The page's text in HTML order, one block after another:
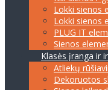
Lokki sienos
Lokki sienos
PLUG IT
Sienos
Klasės įranga ir
Atliekų
Dekoruotos